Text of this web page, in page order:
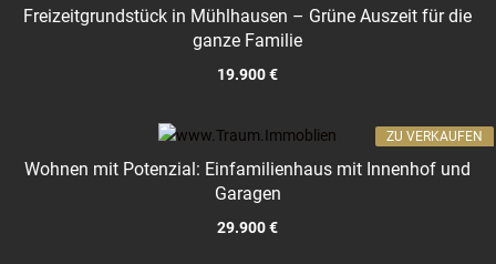
Freizeitgrundstück in Mühlhausen – Grüne Auszeit für die
ganze Familie
19.900 €
Wohnen mit Potenzial: Einfamilienhaus mit Innenhof und
Garagen
29.900 €
ZU VERKAUFEN